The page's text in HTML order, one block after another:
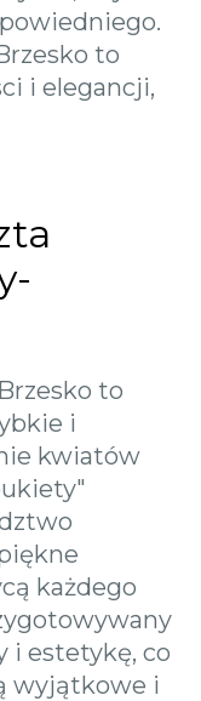
to
i elegancji,
to
i
kwiatów
każdego
i estetykę, co
wyjątkowe i